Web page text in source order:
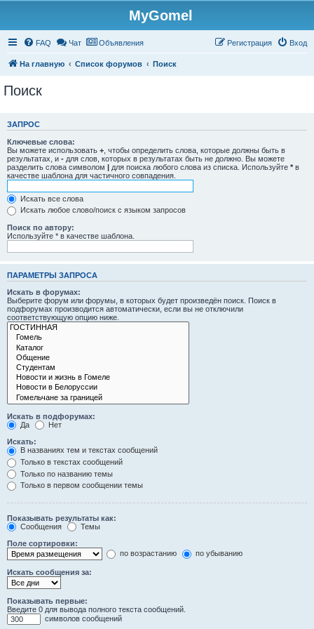
MyGomel
FAQ Чат Объявления Вход
Регистрация
На главную Список форумов Поиск
Поиск
ЗАПРОС
Ключевые слова:
Вы можете использовать + , чтобы определить слова, которые должны быть в
результатах, и - для слов, которых в результатах быть не должно. Вы можете
разделить слова символом | для поиска любого слова из списка. Используйте * в
качестве шаблона для частичного совпадения.
Искать все слова
Искать любое слово/поиск с языком запросов
Поиск по автору:
Используйте * в качестве шаблона.
ПАРАМЕТРЫ ЗАПРОСА
Искать в форумах:
Выберите форум или форумы, в которых будет произведён поиск. Поиск в
подфорумах производится автоматически, если вы не отключили
соответствующую опцию ниже.
Искать в подфорумах:
Да
Нет
Искать:
В названиях тем и текстах сообщений
Только в текстах сообщений
Только по названию темы
Только в первом сообщении темы
Показывать результаты как:
Сообщения
Темы
Поле сортировки:
по возрастанию
по убыванию
Искать сообщения за:
Показывать первые:
Введите 0 для вывода полного текста сообщений.
символов сообщений